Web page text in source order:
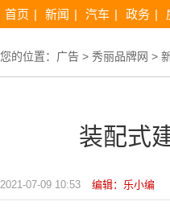
首页 | 新闻 | 汽车 | 政务 |
您的位置： 广告 > 秀丽品牌网 >
装配式
2021-07-09 10:53 编辑：乐小编